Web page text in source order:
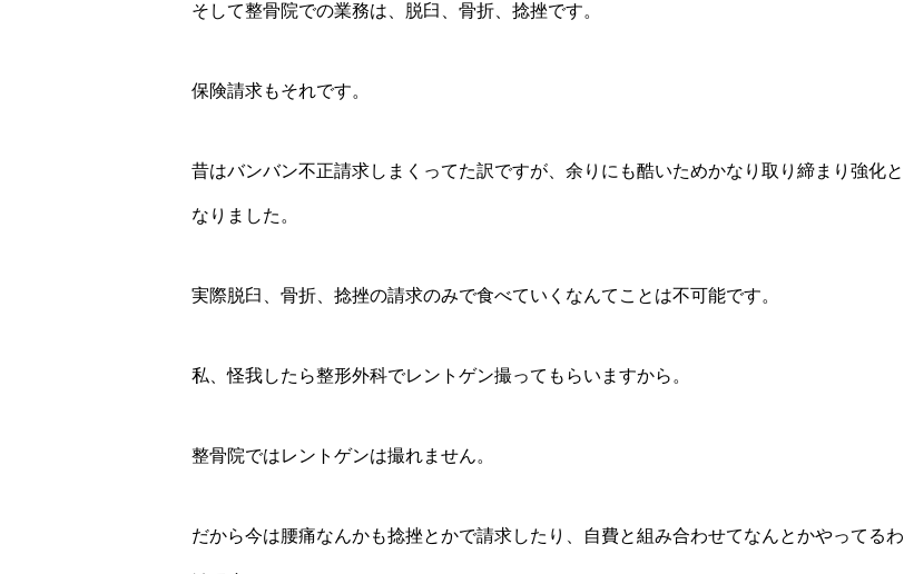
そして整骨院での業務は、脱臼、骨折、捻挫です。
保険請求もそれです。
昔はバンバン不正請求しまくってた訳ですが、余りにも酷いためかなり取り締まり強化と
なりました。
実際脱臼、骨折、捻挫の請求のみで食べていくなんてことは不可能です。
私、怪我したら整形外科でレントゲン撮ってもらいますから。
整骨院ではレントゲンは撮れません。
だから今は腰痛なんかも捻挫とかで請求したり、自費と組み合わせてなんとかやってるわ